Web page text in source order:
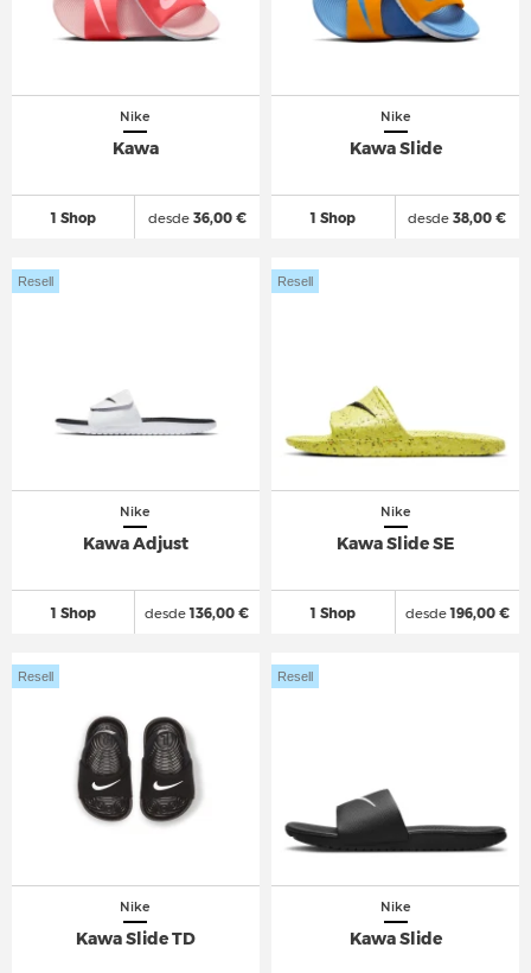
Nike
Kawa
1 Shop desde36,00 €
Nike
Kawa Slide
1 Shop desde 38,00 €
Nike
Kawa Adjust
1 Shop
Resell
desde136,00 €
Nike
Kawa Slide SE
1 Shop
Resell
desde196,00 €
Nike
Kawa Slide TD
Resell
Nike
Kawa Slide
Resell